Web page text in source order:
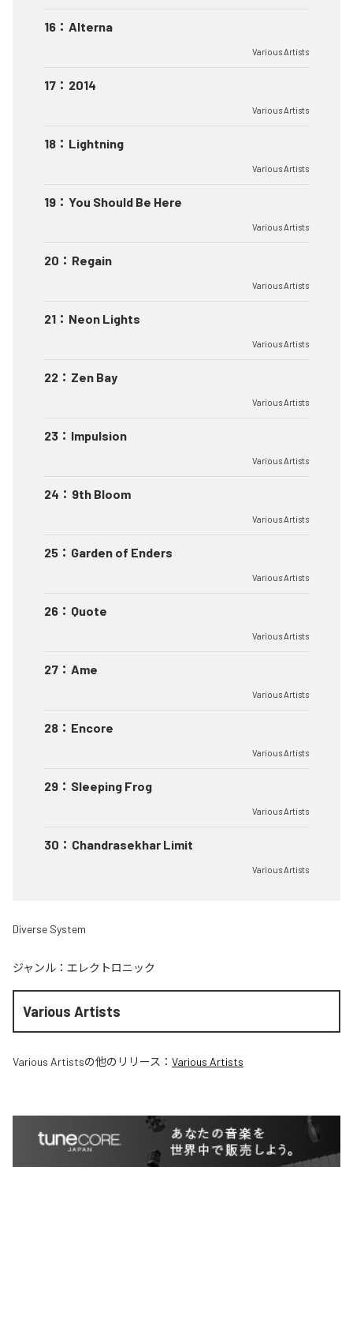
16 ： Alterna
Various Artists
17 ： 2014
Various Artists
18 ： Lightning
Various Artists
19 ： You Should Be Here
Various Artists
20 ： Regain
Various Artists
21 ： Neon Lights
Various Artists
22 ： Zen Bay
Various Artists
23 ： Impulsion
Various Artists
24 ： 9th Bloom
Various Artists
25 ： Garden of Enders
Various Artists
26 ： Quote
Various Artists
27 ： Ame
Various Artists
28 ： Encore
Various Artists
29 ： Sleeping Frog
Various Artists
30 ： Chandrasekhar Limit
Various Artists
Diverse System
ジャンル： エレクトロニック
Various Artists
Various Artistsの他のリリース： Various Artists